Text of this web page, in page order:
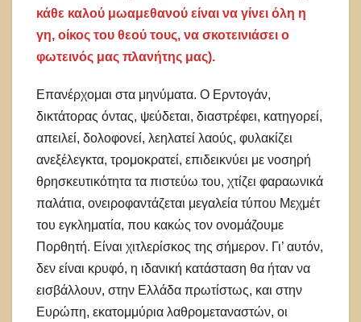
κάθε καλού μωαμεθανού είναι να γίνει όλη η
γη, οίκος του θεού τους, να σκοτεινιάσει ο
φωτεινός μας πλανήτης μας).
Επανέρχομαι στα μηνύματα. Ο Ερντογάν,
δικτάτορας όντας, ψεύδεται, διαστρέφει, κατηγορεί,
απειλεί, δολοφονεί, λεηλατεί λαούς, φυλακίζει
ανεξέλεγκτα, τρομοκρατεί, επιδεικνύει με νοσηρή
θρησκευτικότητα τα πιστεύω του, χτίζει φαραωνικά
παλάτια, ονειροφαντάζεται μεγαλεία τύπου Μεχμέτ
του εγκληματία, που κακώς τον ονομάζουμε
Πορθητή. Είναι χιτλερίσκος της σήμερον. Γι’ αυτόν,
δεν είναι κρυφό, η ιδανική κατάσταση θα ήταν να
εισβάλλουν, στην Ελλάδα πρωτίστως, και στην
Ευρώπη, εκατομμύρια λαθρομεταναστών, οι